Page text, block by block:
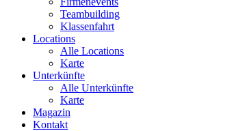
Teambuilding
Klassenfahrt
Locations
Alle Locations
Karte
Unterkünfte
Alle Unterkünfte
Karte
Magazin
Kontakt